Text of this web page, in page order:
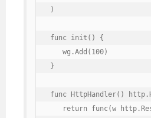
)
func init() {
   wg.Add(100)
}
func HttpHandler()
return func(w